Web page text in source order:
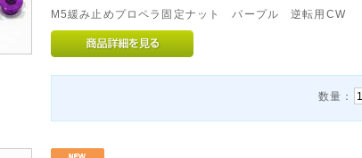
M5緩み止めプロペラ固定ナット パープル 逆転用CW
数量：